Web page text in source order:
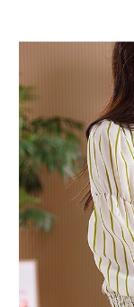
由本公司與您本人進
3.完整用戶服務條款
是否繳費成功／繳費後
【注意事項】
１．透過由恩沛科技
易，需依本服務之必要
權轉讓予恩沛科技股份
２．關於個人資料處理
https://aftee.tw/terms/
３．未成年的使用者請
「AFTEE先享後付」
任。
４．使用「AFTEE先
時審查核予不同之上
請求用戶進行身份認證
５．嚴禁一人註冊多
恩沛科技股份有限公
每筆NT$80，滿
7-11付款取貨
每筆NT$80，滿
付款後7-11取貨
每筆NT$80，滿
宅配
每筆NT$70，滿
離島-郵局寄送
每筆NT$90，滿